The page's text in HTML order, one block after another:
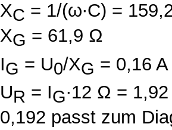
XC = 1/(ω∙C) =
XG = 61,9 Ω
IG = U0/XG = 0,16 A
UR = IG∙12 Ω =
0,192 passt zum